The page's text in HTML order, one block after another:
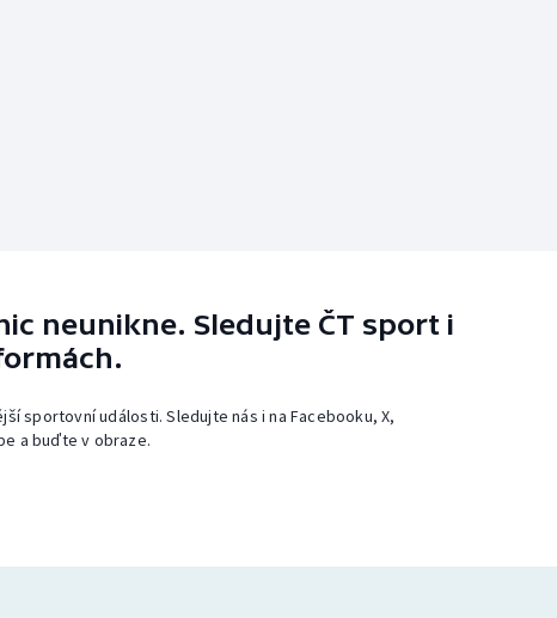
neunikne. Sledujte ČT sport i
sportovní události. Sledujte nás i na Facebooku, X,
a buďte v obraze.